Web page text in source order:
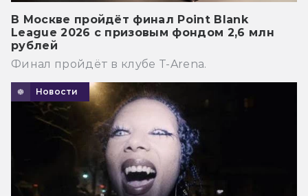
В Москве пройдёт финал Point Blank
League 2026 с призовым фондом 2,6 млн
рублей
Финал пройдёт в клубе T-Arena.
Новости